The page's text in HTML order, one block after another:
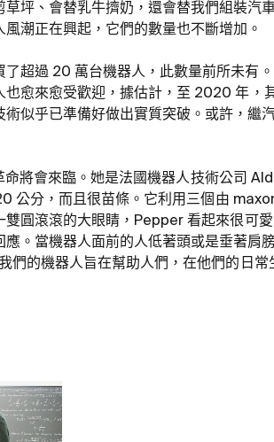
坪、會替乳牛擠奶，還會替我們組裝汽
潮正在興起，它們的數量也不斷增加。
超過 20 萬台機器人，此數量前所未有
也愈來愈受歡迎，據估計，至 2020 年，
似乎已準備好做出實質突破。或許，繼
將會來臨。她是法國機器人技術公司
公分，而且很苗條。它利用三個由
圓滾滾的大眼睛，Pepper 看起來很可
應。當機器人面前的人低著頭或是垂著肩
們的機器人旨在幫助人們，在他們的日常